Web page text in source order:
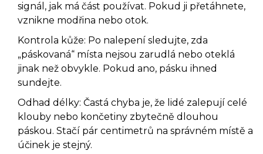
signál, jak má část používat. Pokud ji přetáhnete,
vznikne modřina nebo otok.
Kontrola kůže: Po nalepení sledujte, zda
„páskovaná“ místa nejsou zarudlá nebo oteklá
jinak než obvykle. Pokud ano, pásku ihned
sundejte.
Odhad délky: Častá chyba je, že lidé zalepují celé
klouby nebo končetiny zbytečně dlouhou
páskou. Stačí pár centimetrů na správném místě a
účinek je stejný.